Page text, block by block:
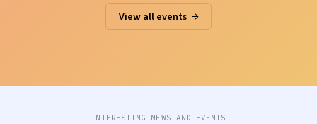
View all events
INTERESTING NEWS AND EVENTS